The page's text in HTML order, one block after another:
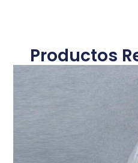
Productos